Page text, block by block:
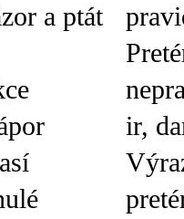
a ptát
ir,